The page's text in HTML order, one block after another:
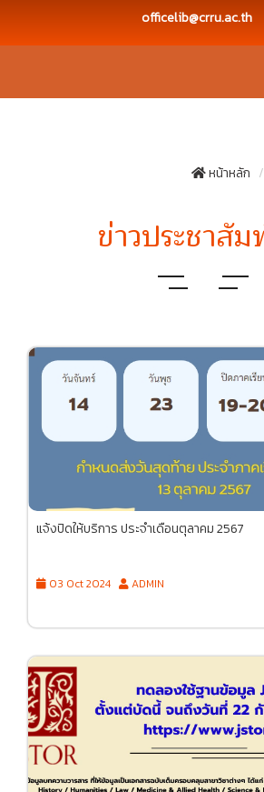
officelib@crru.ac.th
หน้าหลัก
ข่าวประชาสั
แจ้งปิดให้บริการ ประจำเดือนตุลาคม 2567
03 Oct 2024 ADMIN